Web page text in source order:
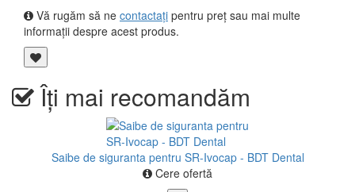
Vă rugăm să ne contactați pentru preț sau mai multe
informații despre acest produs.
Îți mai recomandăm
Saibe de siguranta pentru SR-Ivocap - BDT Dental
Cere ofertă